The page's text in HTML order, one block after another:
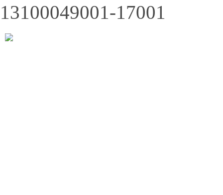
13100049001-17001